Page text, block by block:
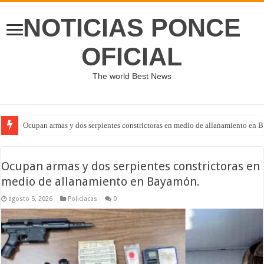
NOTICIAS PONCE
OFICIAL
The world Best News
Ocupan armas y dos serpientes constrictoras en medio de allanamiento en
Ocupan armas y dos serpientes constrictoras en
medio de allanamiento en Bayamón.
agosto 5, 2026 Policiacas 0